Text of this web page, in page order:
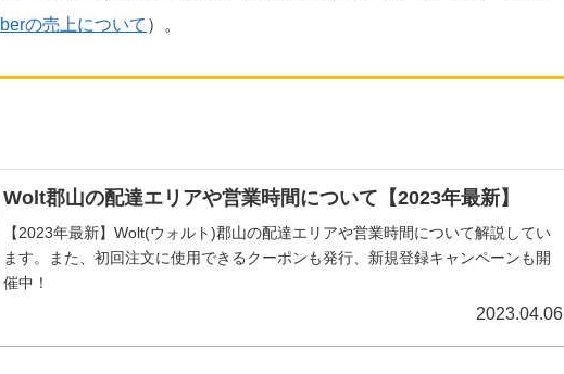
の売上について ）。
Wolt郡山の配達エリアや営業時間について【2023年最新】
【2023年最新】Wolt(ウォルト)郡山の配達エリアや営業時間について解説してい
ます。また、初回注文に使用できるクーポンも発行、新規登録キャンペーンも開
催中！
2023.04.06